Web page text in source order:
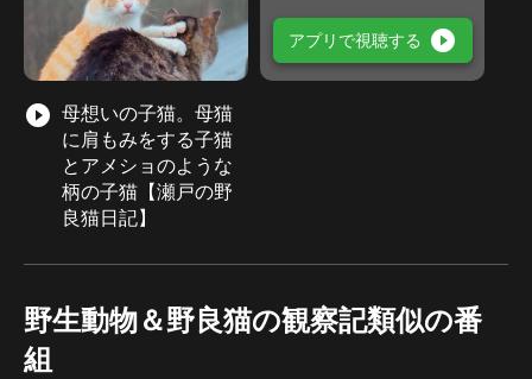
play_circle_filled 母想いの子猫。母猫
に肩もみをする子猫
とアメショのような
柄の子猫【瀬戸の野
良猫日記】
アプリで視聴する play_circle_filled
野生動物＆野良猫の観察記類似の番
組